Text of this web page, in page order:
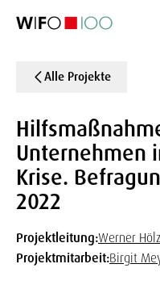
Alle Projekte
Unternehmen
Krise.
2022
Projektleitung:Werner Hölzl
Projektmitarbeit:Birgit